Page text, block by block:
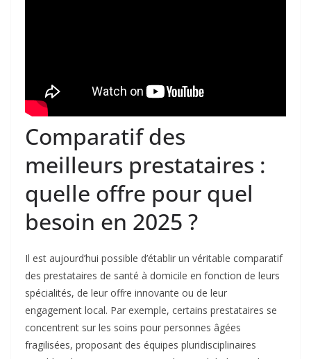
Comparatif des
meilleurs prestataires :
quelle offre pour quel
besoin en 2025 ?
Il est aujourd’hui possible d’établir un véritable comparatif
des prestataires de santé à domicile en fonction de leurs
spécialités, de leur offre innovante ou de leur
engagement local. Par exemple, certains prestataires se
concentrent sur les soins pour personnes âgées
fragilisées, proposant des équipes pluridisciplinaires